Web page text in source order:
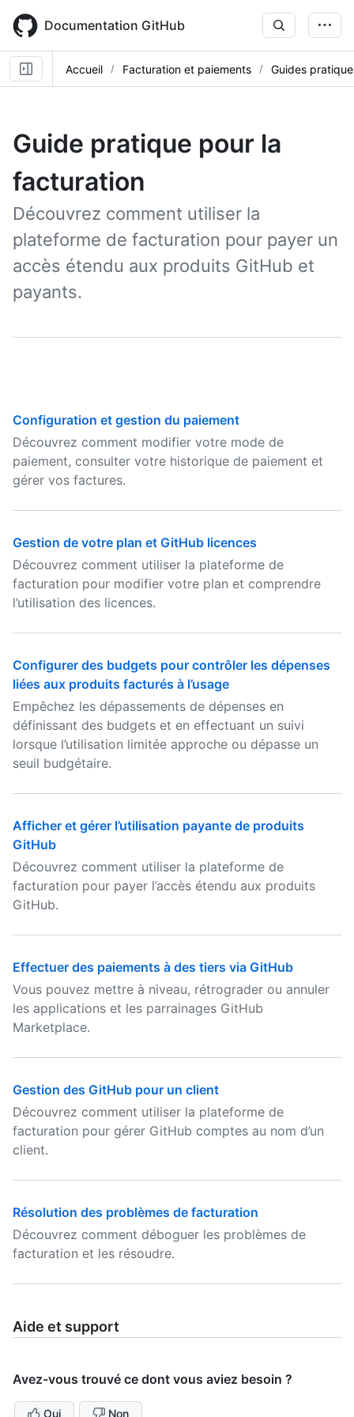
main
content
Documentation GitHub
Accueil Facturation et paiements Guides
Guide pratique pour la
facturation
Découvrez comment utiliser la
plateforme de facturation pour payer un
accès étendu aux produits GitHub et
payants.
Configuration et gestion du paiement
Découvrez comment modifier votre mode de
paiement, consulter votre historique de paiement et
gérer vos factures.
Gestion de votre plan et GitHub licences
Découvrez comment utiliser la plateforme de
facturation pour modifier votre plan et comprendre
l’utilisation des licences.
Configurer des budgets pour contrôler les dépenses
liées aux produits facturés à l’usage
Empêchez les dépassements de dépenses en
définissant des budgets et en effectuant un suivi
lorsque l’utilisation limitée approche ou dépasse un
seuil budgétaire.
Afficher et gérer l’utilisation payante de produits
GitHub
Découvrez comment utiliser la plateforme de
facturation pour payer l’accès étendu aux produits
GitHub.
Effectuer des paiements à des tiers via GitHub
Vous pouvez mettre à niveau, rétrograder ou annuler
les applications et les parrainages GitHub
Marketplace.
Gestion des GitHub pour un client
Découvrez comment utiliser la plateforme de
facturation pour gérer GitHub comptes au nom d’un
client.
Résolution des problèmes de facturation
Découvrez comment déboguer les problèmes de
facturation et les résoudre.
Aide et support
Avez-vous trouvé ce dont vous aviez besoin ?
Oui Non